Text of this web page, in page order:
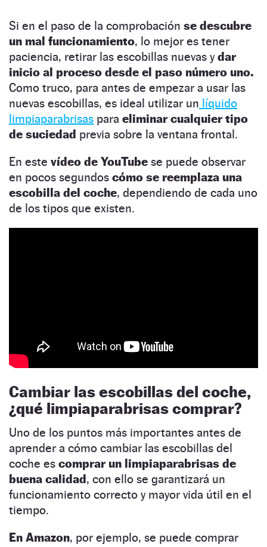
Si en el paso de la comprobación se descubre
un mal funcionamiento, lo mejor es tener
paciencia, retirar las escobillas nuevas ydar
inicio al proceso desde el paso número uno.
Como truco, para antes de empezar a usar las
nuevas escobillas, es ideal utilizar un líquido
limpiaparabrisas para eliminar cualquier tipo
de suciedad previa sobre la ventana frontal.
En este vídeo de YouTube se puede observar
en pocos segundos cómo se reemplaza una
escobilla del coche, dependiendo de cada uno
de los tipos que existen.
Cambiar las escobillas del coche,
¿qué limpiaparabrisas comprar?
Uno de los puntos más importantes antes de
aprender a cómo cambiar las escobillas del
coche es comprar un limpiaparabrisas de
buena calidad, con ello se garantizará un
funcionamiento correcto y mayor vida útil en el
tiempo.
En Amazon, por ejemplo, se puede comprar